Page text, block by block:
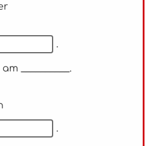
.
__________.
.